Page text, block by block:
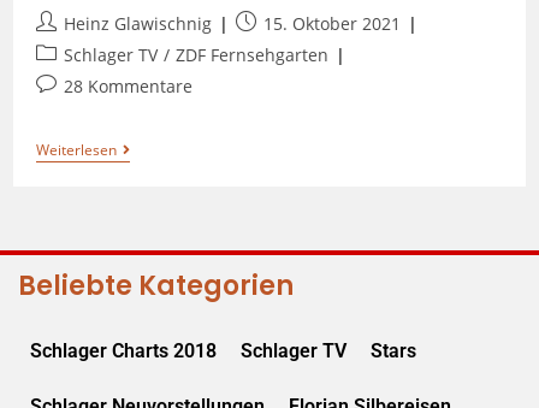
Heinz Glawischnig
15. Oktober 2021
Schlager TV / ZDF Fernsehgarten
28 Kommentare
Weiterlesen
Beliebte Kategorien
Schlager Charts 2018 Schlager TV Stars